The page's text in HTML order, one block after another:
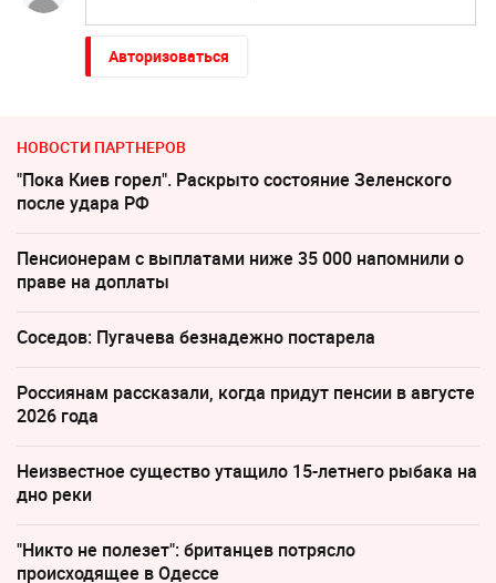
Авторизоваться
НОВОСТИ ПАРТНЕРОВ
"Пока Киев горел". Раскрыто состояние Зеленского
после удара РФ
Пенсионерам с выплатами ниже 35 000 напомнили о
праве на доплаты
Соседов: Пугачева безнадежно постарела
Россиянам рассказали, когда придут пенсии в августе
2026 года
Неизвестное существо утащило 15-летнего рыбака на
дно реки
"Никто не полезет": британцев потрясло
происходящее в Одессе